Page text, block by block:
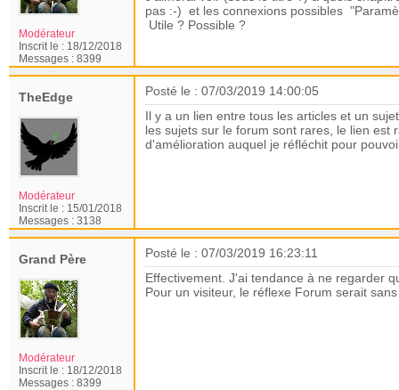
Modérateur
Inscrit le : 18/12/2018
Messages : 8399
pas :-) et les connexions possibles
Utile ? Possible ?
TheEdge
Modérateur
Inscrit le : 15/01/2018
Messages : 3138
Posté le : 07/03/2019 14:00:05
Il y a un lien entre tous les articles et un
les sujets sur le forum sont rares, le lien est
d'amélioration auquel je réfléchit pour
Grand Père
Modérateur
Inscrit le : 18/12/2018
Messages : 8399
Posté le : 07/03/2019 16:23:11
Effectivement. J'ai tendance à ne regarder
Pour un visiteur, le réflexe Forum serait